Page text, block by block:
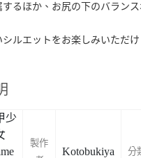
るほか、お尻の下のバラン
ルエットをお楽しみいただけ
少
製作
Kotobukiya 分